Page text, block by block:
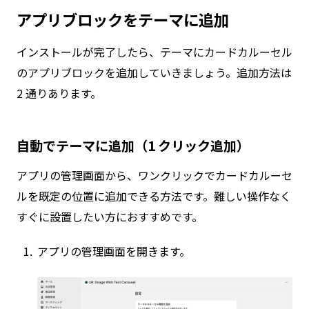
アプリブロックをテーマに追加
インストールが完了したら、テーマにカードカルーセル
のアプリブロックを追加していきましょう。追加方法は
2 通りあります。
自動でテーマに追加（1 クリック追加）
アプリの管理画面から、ワンクリックでカードカルーセ
ルを既定の位置に追加できる方法です。難しい操作なく
すぐに設置したい方におすすめです。
アプリの管理画面を開きます。